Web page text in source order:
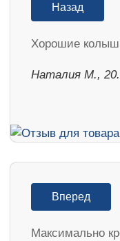
Назад
Хорошие
Наталия М.,
Вперед
Максимально